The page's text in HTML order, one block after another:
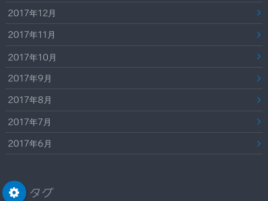
2017年12月
2017年11月
2017年10月
2017年9月
2017年8月
2017年7月
2017年6月
タグ